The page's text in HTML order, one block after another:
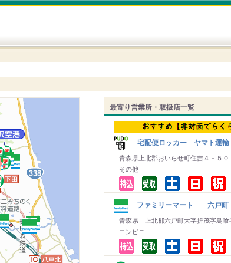
最寄り営業所・取扱店一覧
宅配便ロッカー ヤマト運
青森県上北郡おいらせ町住吉４－５０
その他
ファミリーマート 六戸町
青森県 上北郡六戸町大字折茂字鳥喰
コンビニ